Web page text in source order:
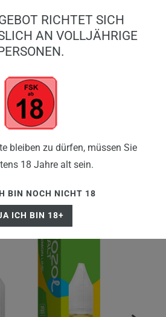
0
0,00 EUR
RICHTET SICH
AN VOLLJÄHRIGE P
bleiben zu dürfen, müssen Sie
18 Jahre alt sein.
BIN NOCH NICHT 18
ICH BIN 18+